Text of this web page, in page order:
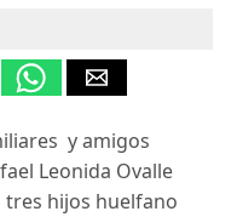
y amigos
Leonida Ovalle
tres hijos huelfano